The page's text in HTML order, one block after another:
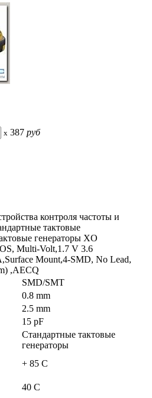
x 387 руб
контроля частоты и
тактовые
генераторы XO
Multi-Volt,1.7 V 3.6
Mount,4-SMD, No Lead,
,AECQ
SMD/SMT
0.8 mm
2.5 mm
15 pF
Стандартные тактовые
генераторы
+ 85 C
40 C